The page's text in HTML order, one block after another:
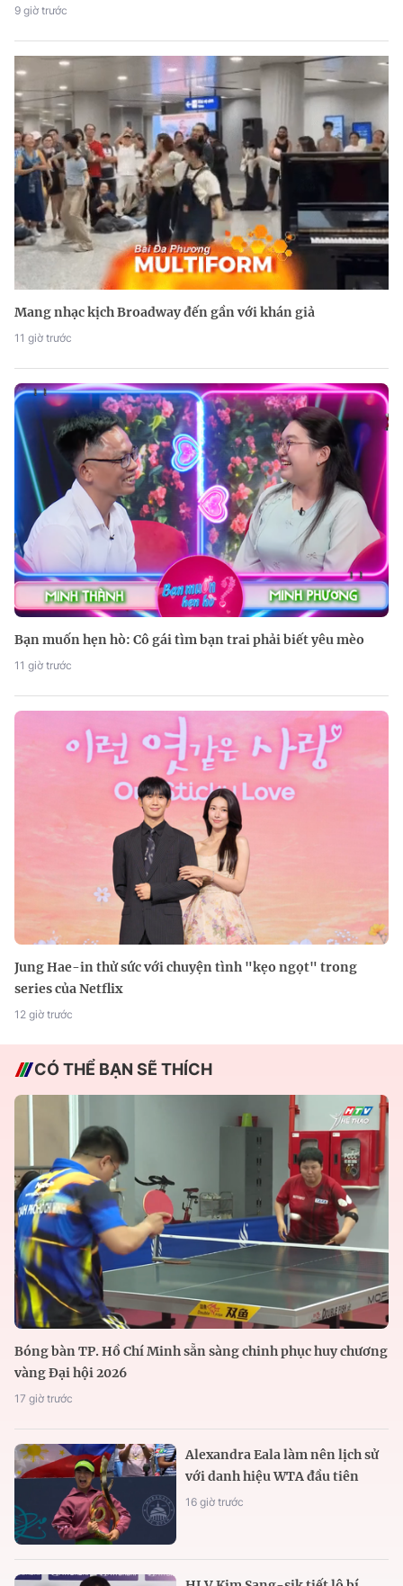
9 giờ trước
Mang nhạc kịch Broadway đến gần với khán giả
11 giờ trước
Bạn muốn hẹn hò: Cô gái tìm bạn trai phải biết yêu mèo
11 giờ trước
Jung Hae-in thử sức với chuyện tình "kẹo ngọt" trong
series của Netflix
12 giờ trước
CÓ THỂ BẠN SẼ THÍCH
Bóng bàn TP. Hồ Chí Minh sẵn sàng chinh phục huy chương
vàng Đại hội 2026
17 giờ trước
Alexandra Eala làm nên lịch sử
với danh hiệu WTA đầu tiên
16 giờ trước